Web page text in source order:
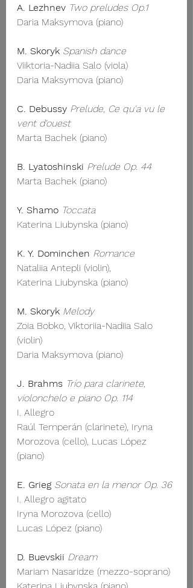
A. Lezhnev Two preludes Op.1
Daria Maksymova (piano)
M. Skoryk Spanish dance
Viiktoria-Nadiia Salo (viola)
Daria Maksymova (piano)
C. Debussy Prelude, Ce qu'a vu le
vent d'ouest
Marta Bachek (piano)
B. Lyatoshinski Prelude Op. 44
Marta Bachek (piano)
Y. Shamo Toccata
Katerina Liubynska (piano)
K. Y. Dominchen Romance
Nataliia Antepli (violin),
Katerina Liubynska (piano)
M. Skoryk Melody
Zoia Bobko, Viktoriia-Nadiia Salo
(violin)
Daria Maksymova (piano)
J. Brahms Trío para clarinete,
violonchelo e piano Op. 114
I. Allegro
Raúl Temperán (clarinete), Iryna
Morozova (cello), Lucas López
(piano)
E. Grieg Sonata en la menor Op. 36
I. Allegro agitato
Iryna Morozova (cello)
Lucas López (piano)
D. Buevskii Dream
Mariam Nasaridze (mezzo-soprano)